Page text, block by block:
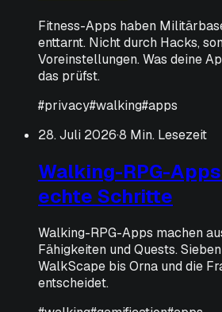
Fitness-Apps haben
enttarnt. Nicht durch Hacks,
Voreinstellungen. Was deine
das prüfst.
#privacy#walking#apps
28. Juli 2026·8 Min. Lesezeit
Walking-RPG-
echte Schritte
Walking-RPG-Apps machen
Fähigkeiten und Quests.
WalkScape bis Orna und die
entscheidet.